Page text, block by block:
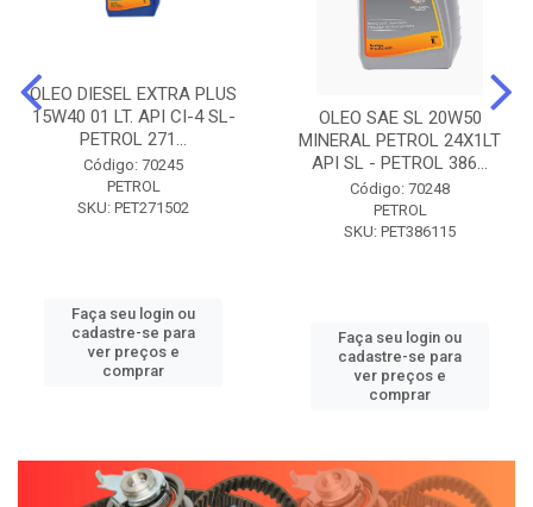
OLEO DIESEL EXTRA PLUS
15W40 01 LT. API CI-4 SL-
PETROL 271...
Código: 70245
PETROL
SKU: PET271502
Faça seu login ou
cadastre-se para
ver preços e
comprar
OLEO SAE SL 20W50
MINERAL PETROL 24X1LT
API SL - PETROL 386...
Código: 70248
PETROL
SKU: PET386115
Faça seu login ou
cadastre-se para
ver preços e
comprar